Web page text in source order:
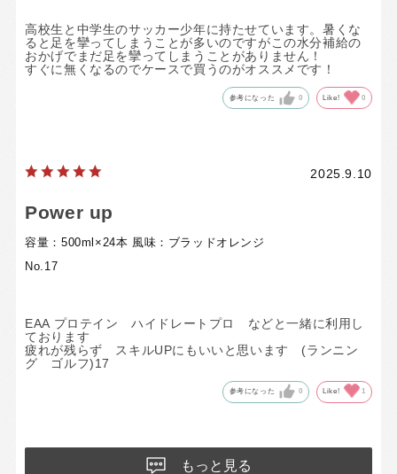
高校生と中学生のサッカー少年に持たせています。暑くな
ると足を攣ってしまうことが多いのですがこの水分補給の
おかげでまだ足を攣ってしまうことがありません！
すぐに無くなるのでケースで買うのがオススメです！
参考になった 0 Like! 0
2025.9.10
Power up
容量：500ml×24本 風味：ブラッドオレンジ
No.17
EAA プロテイン ハイドレートプロ などと一緒に利用し
ております
疲れが残らず スキルUPにもいいと思います (ランニン
グ ゴルフ)17
参考になった 0 Like! 1
もっと見る